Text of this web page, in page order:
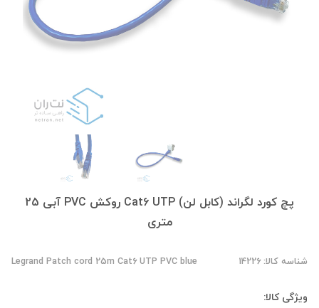
پچ کورد لگراند (کابل لن) Cat6 UTP روکش PVC آبی 25
متری
شناسه کالا: 14226 Legrand Patch cord 25m Cat6 UTP PVC blue
ویژگی کالا: